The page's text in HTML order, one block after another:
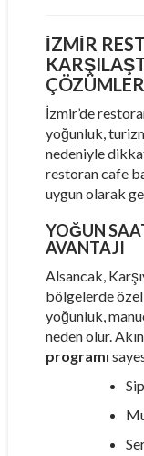
İZMIR
ÇÖZÜMLER
İzmir’de
yoğunluk,
nedeniyle
restoran cafe
uygun olarak
YOĞUN
AVANTAJI
Alsancak,
bölgelerde
yoğunluk,
neden olur.
programı